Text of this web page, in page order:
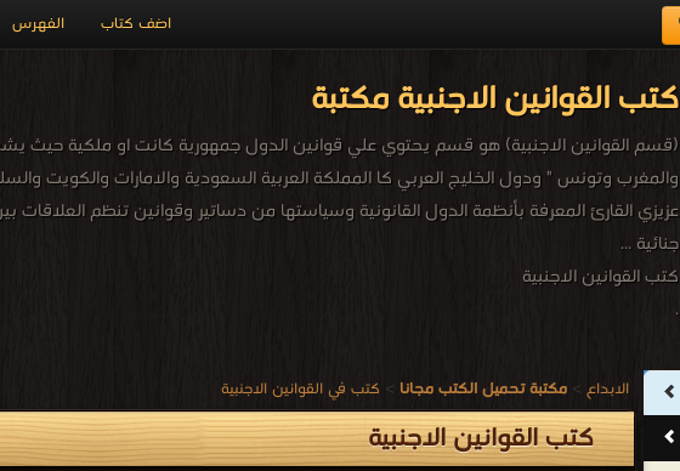
الفهرس اضف كتاب
كتب القوانين الاجنبية مكتبة
(قسم القوانين الاجنبية) هو قسم يحتوي علي قوانين الدول جمهورية كانت او ملكية حيث
والمغرب وتونس " ودول الخليج العربي كا المملكة العربية السعودية والامارات والكويت
عزيزي القارئ المعرفة بأنظمة الدول القانونية وسياستها من دساتير وقوانين تنظم العلاقات
جنائية ...
كتب القوانين الاجنبية
.
الابداع > مكتبة تحميل الكتب مجانا > كتب في القوانين الاجنبية
كتب القوانين الاجنبية